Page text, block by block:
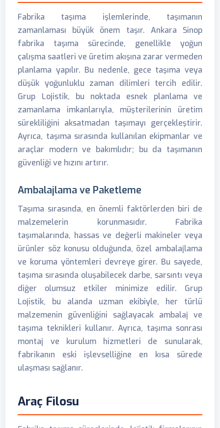
Fabrika taşıma işlemlerinde, taşımanın
zamanlaması büyük önem taşır. Ankara Sinop
fabrika taşıma sürecinde, genellikle yoğun
çalışma saatleri ve üretim akışına zarar vermeden
planlama yapılır. Bu nedenle, gece taşıma veya
düşük yoğunluklu zaman dilimleri tercih edilir.
Grup Lojistik, bu noktada esnek planlama ve
zamanlama imkanlarıyla, müşterilerinin üretim
sürekliliğini aksatmadan taşımayı gerçekleştirir.
Ayrıca, taşıma sırasında kullanılan ekipmanlar ve
araçlar modern ve bakımlıdır; bu da taşımanın
güvenliği ve hızını artırır.
Ambalajlama ve Paketleme
Taşıma sırasında, en önemli faktörlerden biri de
malzemelerin korunmasıdır. Fabrika
taşımalarında, hassas ve değerli makineler veya
ürünler söz konusu olduğunda, özel ambalajlama
ve koruma yöntemleri devreye girer. Bu sayede,
taşıma sırasında oluşabilecek darbe, sarsıntı veya
diğer olumsuz etkiler minimize edilir. Grup
Lojistik, bu alanda uzman ekibiyle, her türlü
malzemenin güvenliğini sağlayacak ambalaj ve
taşıma teknikleri kullanır. Ayrıca, taşıma sonrası
montaj ve kurulum hizmetleri de sunularak,
fabrikanın eski işlevselliğine en kısa sürede
ulaşması sağlanır.
Araç Filosu